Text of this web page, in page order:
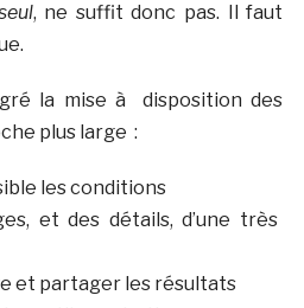
, ne suffit donc pas. Il faut
la mise à disposition des
plus large :
les conditions
et des détails, d’une très
et partager les résultats